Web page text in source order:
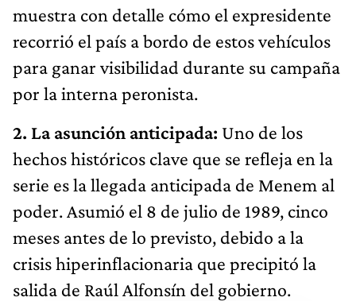
muestra con detalle cómo el expresidente
recorrió el país a bordo de estos vehículos
para ganar visibilidad durante su campaña
por la interna peronista.
2. La asunción anticipada: Uno de los
hechos históricos clave que se refleja en la
serie es la llegada anticipada de Menem al
poder. Asumió el 8 de julio de 1989, cinco
meses antes de lo previsto, debido a la
crisis hiperinflacionaria que precipitó la
salida de Raúl Alfonsín del gobierno.